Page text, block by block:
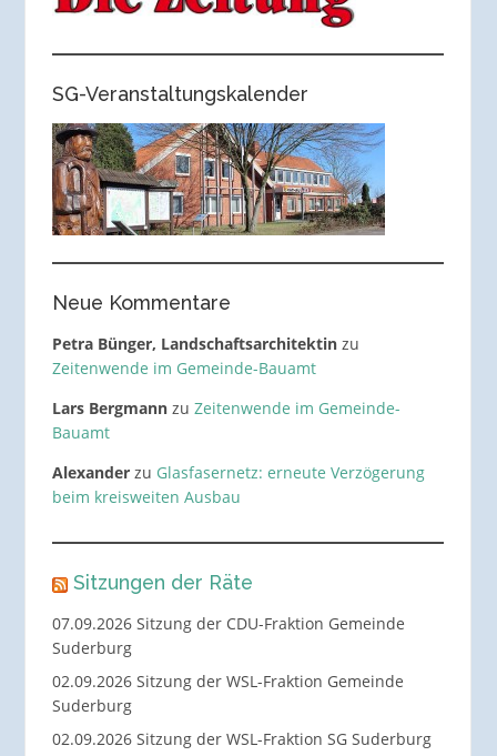
SG-Veranstaltungskalender
Neue Kommentare
Petra Bünger, Landschaftsarchitektinzu
Zeitenwende im Gemeinde-Bauamt
Lars Bergmannzu Zeitenwende im Gemeinde-
Bauamt
Alexanderzu Glasfasernetz: erneute Verzögerung
beim kreisweiten Ausbau
Sitzungen der Räte
07.09.2026 Sitzung der CDU-Fraktion Gemeinde
Suderburg
02.09.2026 Sitzung der WSL-Fraktion Gemeinde
Suderburg
02.09.2026 Sitzung der WSL-Fraktion SG Suderburg